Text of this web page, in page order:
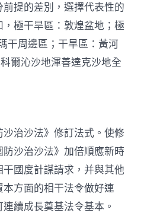
提的差別，選擇代表性的
極干旱區：敦煌盆地；極
干周邊區；干旱區：黃河
爾沁沙地渾善達克沙地全
治沙法》修訂法式。使修
沙治沙法》加倍順應新時
國度計謀請求，并與其他
方面的相干法令做好連
續成長奠基法令基本。